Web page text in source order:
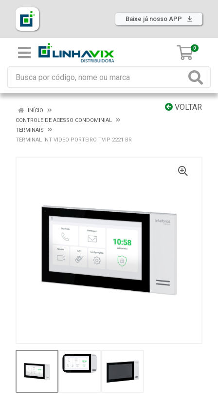
Baixe já nosso APP
0
VOLTAR
INÍCIO
CONTROLE DE ACESSO CONDOMINIAL
TERMINAIS
TERMINAL INT VIDEO PORTEIRO TVIP 2221 BR